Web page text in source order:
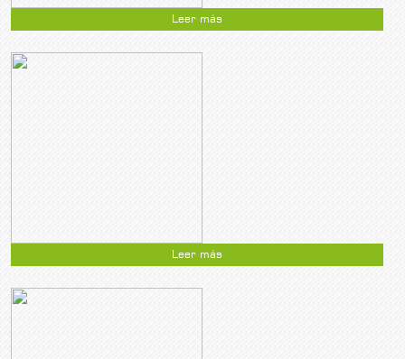
Leer más
Leer más